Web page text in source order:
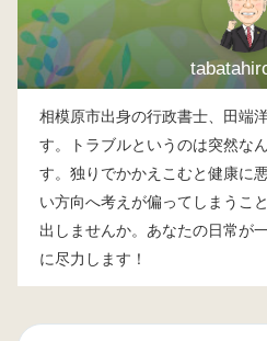
相模原市出身の行政書士、田端
す。トラブルというのは突然な
す。独りでかかえこむと健康に
い方向へ考えが偏ってしまうこ
出しませんか。あなたの日常が
に尽力します！